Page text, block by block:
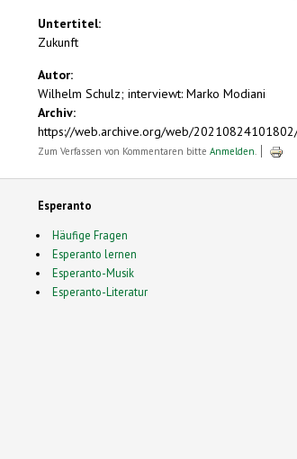
Untertitel:
Zukunft
Autor:
Wilhelm Schulz; interviewt: Marko Modiani
Archiv:
https://web.archive.org/web/
Zum Verfassen von Kommentaren bitte Anmelden.
Esperanto
Häufige Fragen
Esperanto lernen
Esperanto-Musik
Esperanto-Literatur